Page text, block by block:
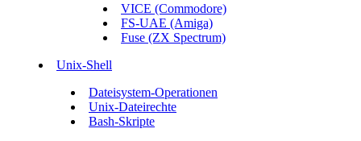
VICE (Commodore)
FS-UAE (Amiga)
Fuse (ZX Spectrum)
Unix-Shell
Dateisystem-Operationen
Unix-Dateirechte
Bash-Skripte